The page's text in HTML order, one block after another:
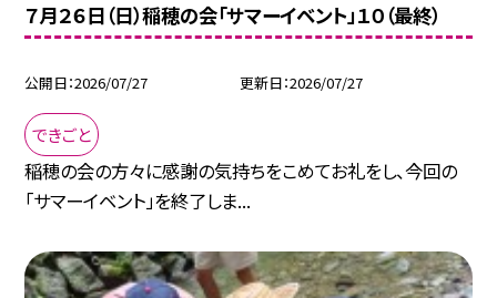
７月２６日（日）稲穂の会「サマーイベント」１０（最終）
公開日 2026/07/27 更新日 2026/07/27
できごと
稲穂の会の方々に感謝の気持ちをこめてお礼をし、今回の
「サマーイベント」を終了しま...